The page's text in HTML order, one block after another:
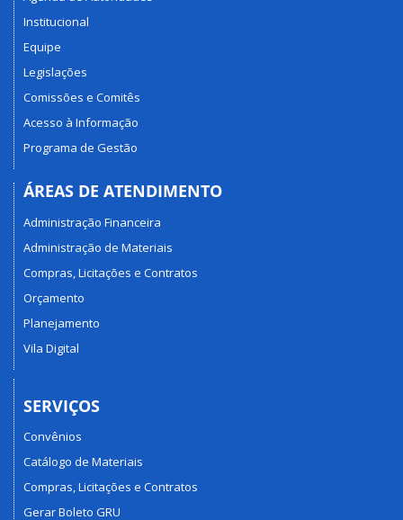
Institucional
Equipe
Legislações
Comissões e Comitês
Acesso à Informação
Programa de Gestão
ÁREAS DE ATENDIMENTO
Administração Financeira
Administração de Materiais
Compras, Licitações e Contratos
Orçamento
Planejamento
Vila Digital
SERVIÇOS
Convênios
Catálogo de Materiais
Compras, Licitações e Contratos
Gerar Boleto GRU